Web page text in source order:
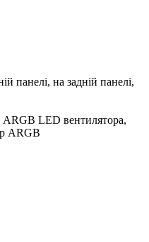
панелі, на задній панелі,
LED вентилятора,
ARGB